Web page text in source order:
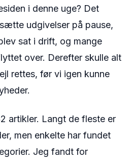
i denne uge? Det
udgivelser på pause,
sat i drift, og mange
over. Derefter skulle alt
rettes, før vi igen kunne
artikler. Langt de fleste er
men enkelte har fundet
Jeg fandt for